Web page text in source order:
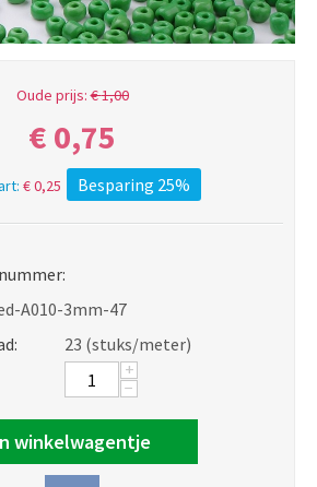
Oude prijs:€1,00
€ 0,75
€0,25 Besparing 25%
A010-3mm-47
23 (stuks/meter)
+
−
winkelwagentje